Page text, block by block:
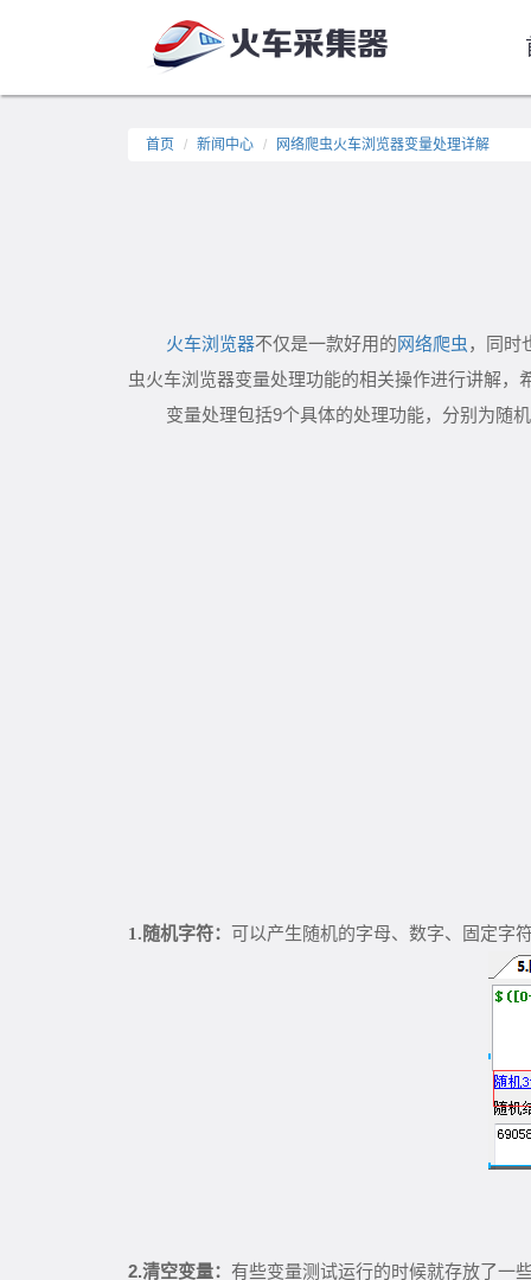
首页 新闻中心 网络爬虫火车浏览器变量处理详解
火车浏览器不仅是一款好用的 网络爬虫 ，同时
虫火车浏览器变量处理功能的相关操作进行讲解
变量处理包括9个具体的处理功能，分别为随
1.随机字符： 可以产生随机的字母、数字、固定字
2.清空变量： 有些变量测试运行的时候就存放了一